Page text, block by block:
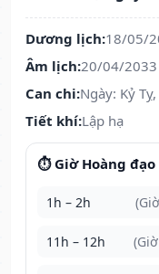
Dương lịch:18/05/
Âm lịch:20/04/2033
Can chi:Ngày: Kỷ
Tiết khí:Lập hạ
⏱️ Giờ Hoàng đạo
1h – 2h
11h – 12h